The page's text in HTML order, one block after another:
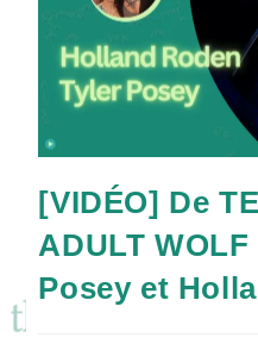
[VIDÉO] De
ADULT
Posey et